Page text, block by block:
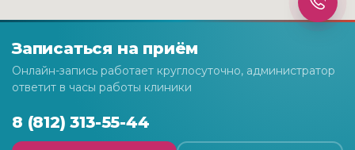
Записаться на приём
Онлайн-запись работает круглосуточно, администратор
ответит в часы работы клиники
8 (812) 313-55-44